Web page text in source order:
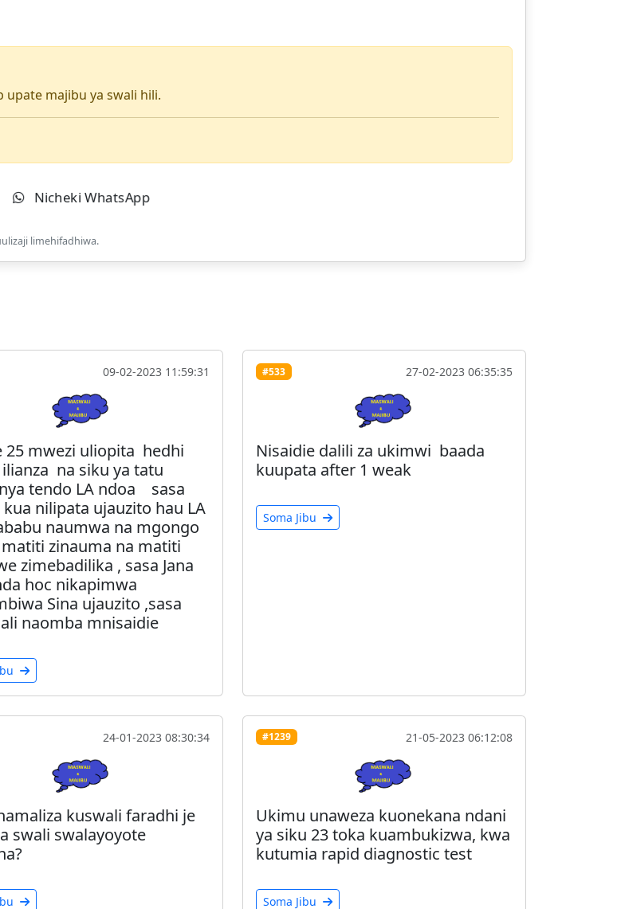
upate majibu ya swali hili.
Nicheki WhatsApp
limehifadhiwa.
09-02-2023 11:59:31
25 mwezi uliopita hedhi
na siku ya tatu
tendo LA ndoa sasa
kua nilipata ujauzito hau LA
naumwa na mgongo
zinauma na matiti
zimebadilika , sasa Jana
hoc nikapimwa
Sina ujauzito ,sasa
naomba mnisaidie
#533 27-02-2023 06:35:35
Nisaidie dalili za ukimwi baada
kuupata after 1 weak
Soma Jibu
24-01-2023 08:30:34
kuswali faradhi je
swali swalayoyote
#1239 21-05-2023 06:12:08
Ukimu unaweza kuonekana ndani
ya siku 23 toka kuambukizwa, kwa
kutumia rapid diagnostic test
Soma Jibu